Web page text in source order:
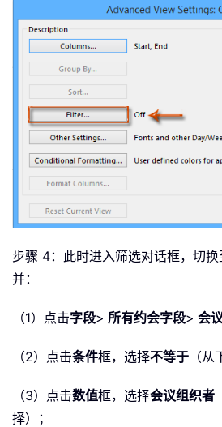
步骤 4：此时进入筛选对话框，切换
并：
（1）点击字段> 所有约会字段> 会
（2）点击条件框，选择不等于 （
（3）点击数值框，选择会议组织者
择）；